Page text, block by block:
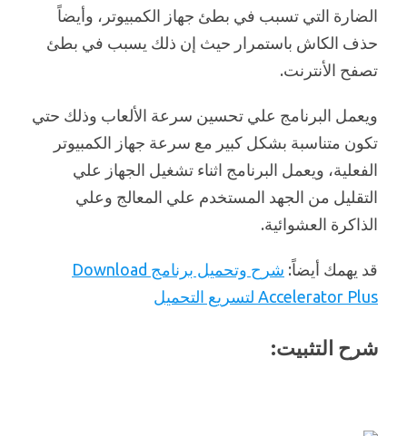
الضارة التي تسبب في بطئ جهاز الكمبيوتر، وأيضاً
حذف الكاش باستمرار حيث إن ذلك يسبب في بطئ
تصفح الأنترنت.
ويعمل البرنامج علي تحسين سرعة الألعاب وذلك حتي
تكون متناسبة بشكل كبير مع سرعة جهاز الكمبيوتر
الفعلية، ويعمل البرنامج اثناء تشغيل الجهاز علي
التقليل من الجهد المستخدم علي المعالج وعلي
الذاكرة العشوائية.
قد يهمك أيضاً:
شرح وتحميل برنامج Download
Accelerator Plus لتسريع التحميل
شرح التثبيت: